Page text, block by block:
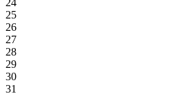
24
25
26
27
28
29
30
31